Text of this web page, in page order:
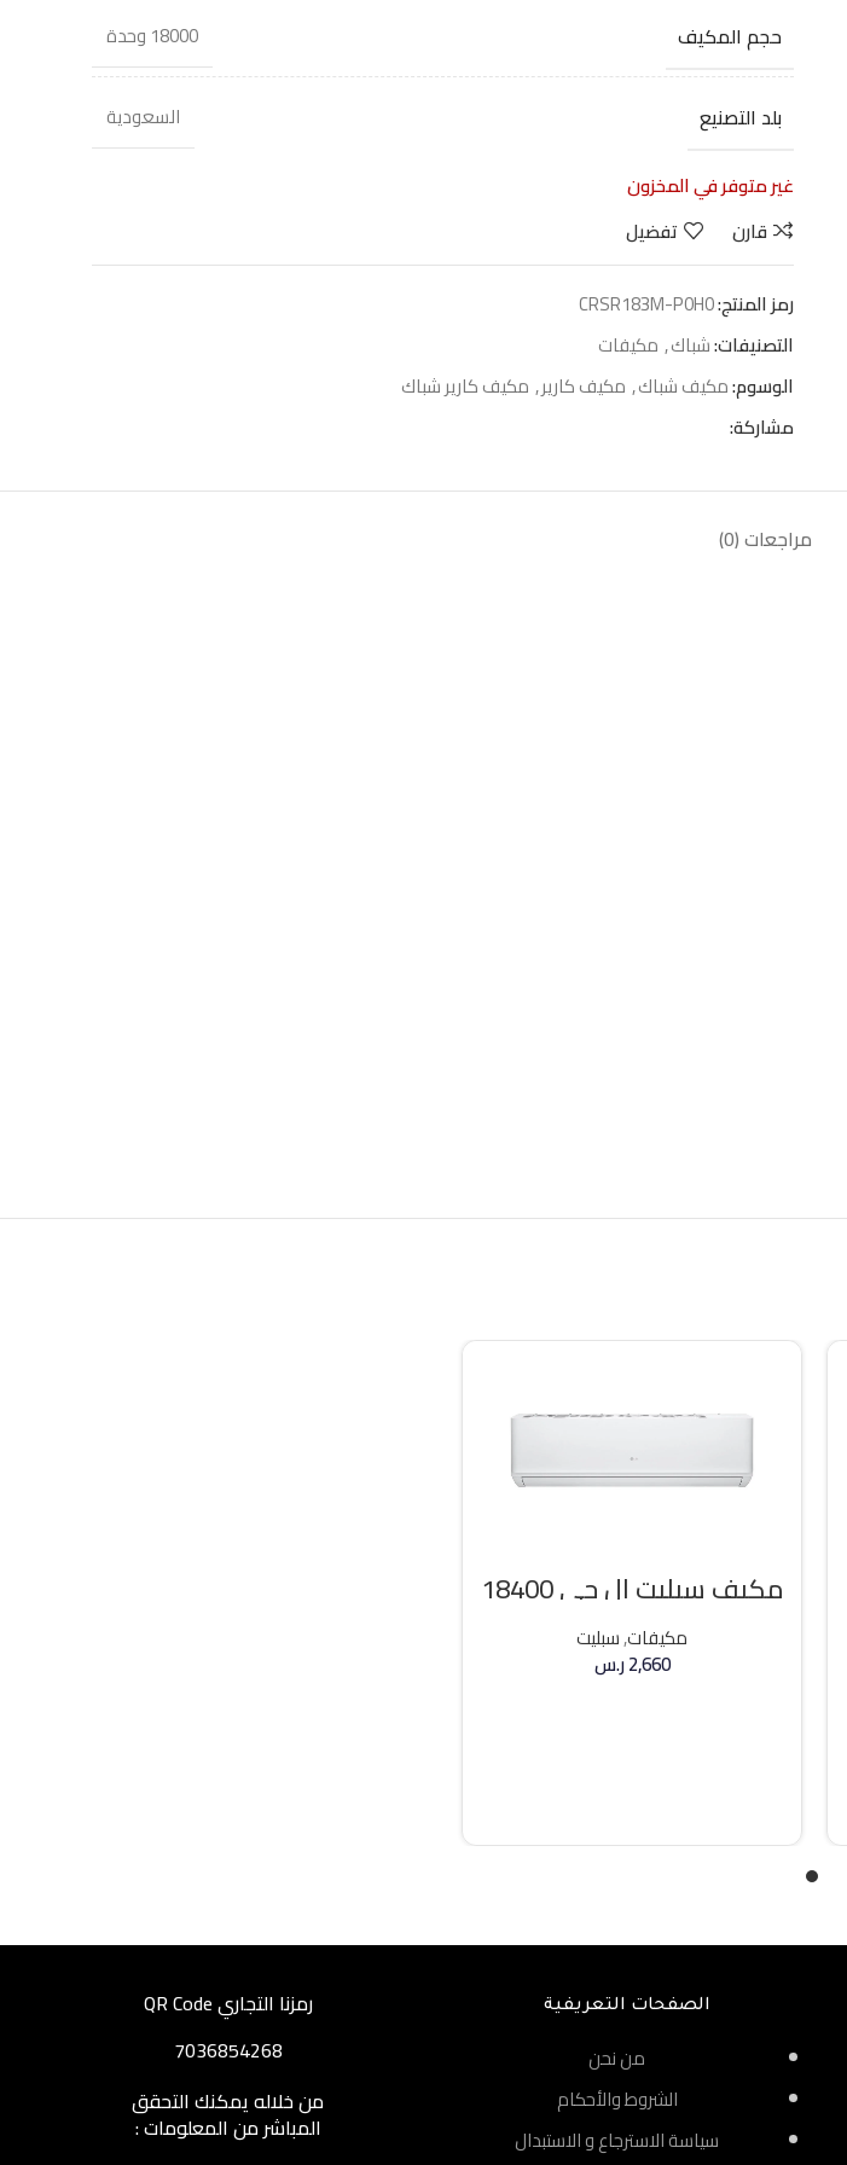
حجم المكيف 18000 وحدة
بلد التصنيع
السعودية
غير متوفر في المخزون
قارن
تفضيل
رمز المنتج:CRSR183M-P0H0
التصنيفات:شباك, مكيفات
الوسوم:مكيف شباك, مكيف كارير, مكيف كارير شباك
مشاركة:
مراجعات (0)
مكيف سبليت ال جي 18400 وحده بارد
مكيفات,سبليت
2,660ر.س
الصفحات التعريفية
من نحن
الشروط والأحكام
سياسة الاسترجاع و الاستبدال
رمزنا التجاري QR Code
7036854268
من خلاله يمكنك التحقق
المباشر من المعلومات :